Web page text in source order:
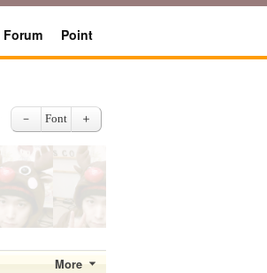
Forum Point
－ Font ＋
More